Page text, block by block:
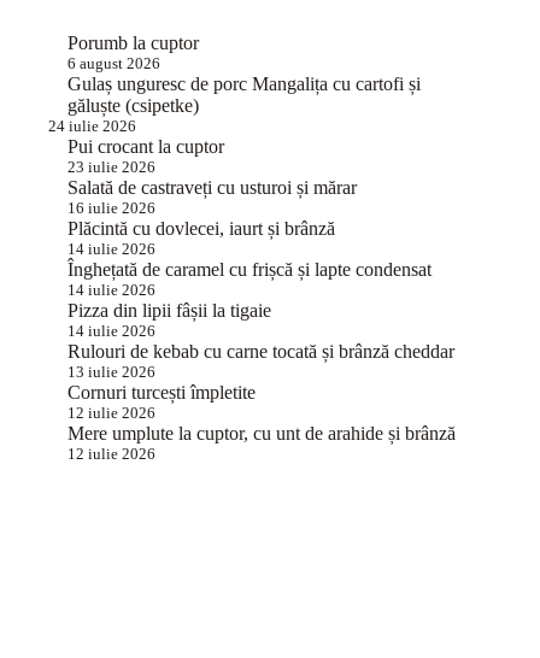
Porumb la cuptor
6 august 2026
Gulaș unguresc de porc Mangalița cu cartofi și
găluște (csipetke)
24 iulie 2026
Pui crocant la cuptor
23 iulie 2026
Salată de castraveți cu usturoi și mărar
16 iulie 2026
Plăcintă cu dovlecei, iaurt și brânză
14 iulie 2026
Înghețată de caramel cu frișcă și lapte condensat
14 iulie 2026
Pizza din lipii fâșii la tigaie
14 iulie 2026
Rulouri de kebab cu carne tocată și brânză cheddar
13 iulie 2026
Cornuri turcești împletite
12 iulie 2026
Mere umplute la cuptor, cu unt de arahide și brânză
12 iulie 2026